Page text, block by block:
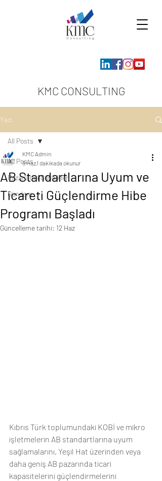
KMC CONSULTING
Yazı
All Posts
Pazarlama Günlükleri
Gündem
All Posts
AB Standartlarına Uyum ve
Ticareti Güçlendirme Hibe
Programı Başladı
KMC Admin
9 Haz1 dakikada okunur
Güncelleme tarihi: 12 Haz
Kıbrıs Türk toplumundaki KOBİ ve mikro
işletmelerin AB standartlarına uyum
sağlamalarını, Yeşil Hat üzerinden veya
daha geniş AB pazarında ticari
kapasitelerini güçlendirmelerini